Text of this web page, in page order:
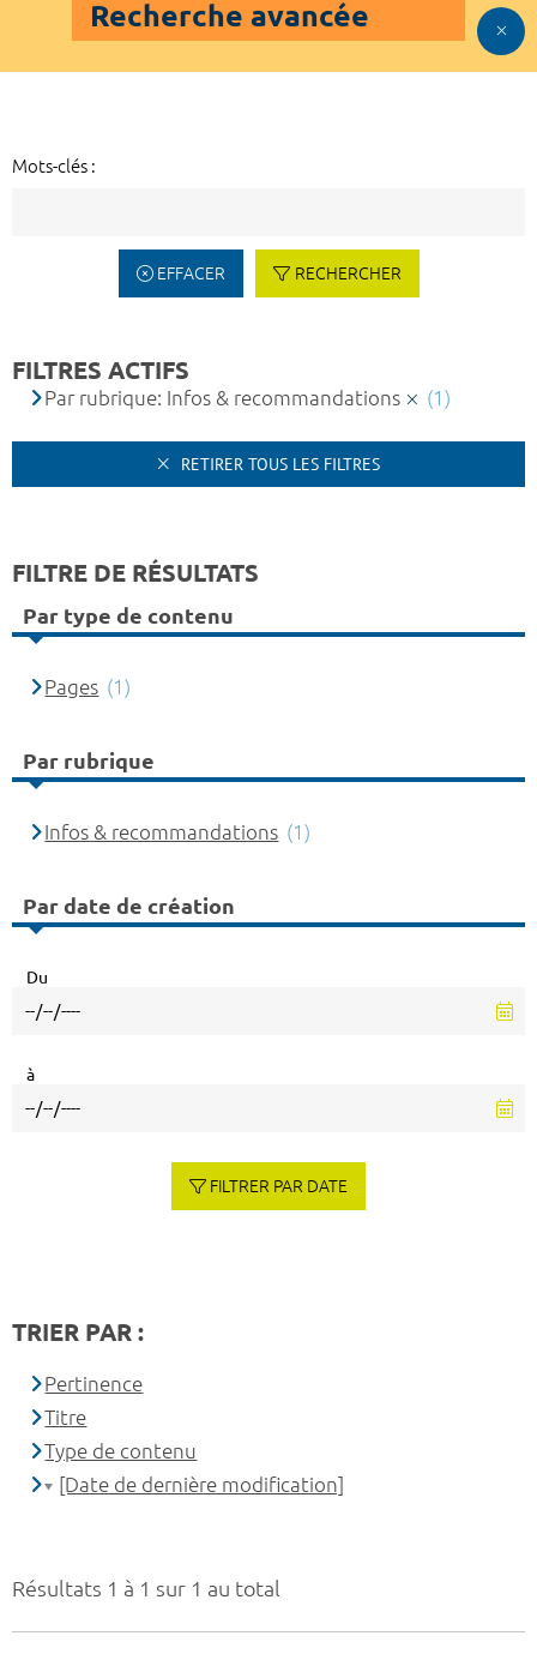
Recherche avancée
Mots-clés :
EFFACER RECHERCHER
Résultats 1 à 1 sur 1 au total
FILTRES ACTIFS
Par rubrique: Infos & recommandations (1)
RETIRER TOUS LES FILTRES
FILTRE DE RÉSULTATS
Par type de contenu
Pages (1)
Par rubrique
Infos & recommandations (1)
Par date de création
Du
à
FILTRER PAR DATE
TRIER PAR :
Pertinence
Titre
Type de contenu
[Date de dernière modification]